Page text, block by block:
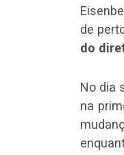
de
do
No dia
na